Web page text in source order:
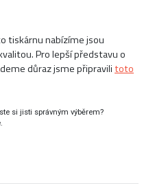
tiskárnu nabízíme jsou
Pro lepší představu o
důraz jsme připravilitoto
si jisti správným výběrem?